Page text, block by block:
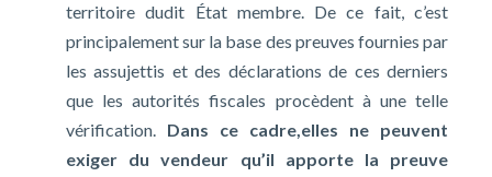
territoire dudit État membre. De ce fait, c’est
principalement sur la base des preuves fournies par
les assujettis et des déclarations de ces derniers
que les autorités fiscales procèdent à une telle
vérification. Dans ce cadre,elles ne peuvent
exiger du vendeur qu’il apporte la preuve